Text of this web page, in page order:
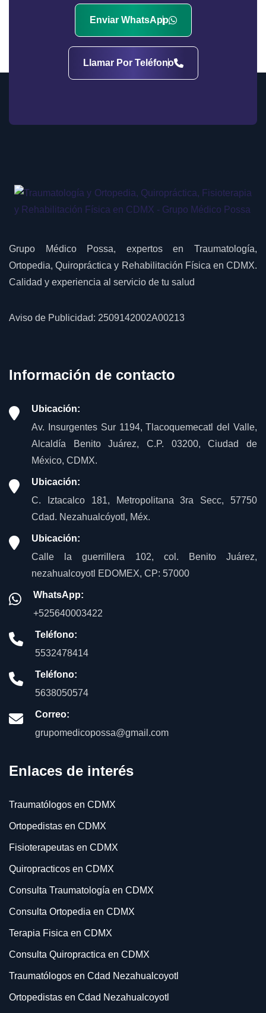
Enviar WhatsApp
Llamar Por Teléfono
Grupo Médico Possa, expertos en Traumatología,
Ortopedia, Quiropráctica y Rehabilitación Física en CDMX.
Calidad y experiencia al servicio de tu salud
Aviso de Publicidad: 2509142002A00213
Información de contacto
Ubicación:
Av. Insurgentes Sur 1194, Tlacoquemecatl del Valle,
Alcaldía Benito Juárez, C.P. 03200, Ciudad de
México, CDMX.
Ubicación:
C. Iztacalco 181, Metropolitana 3ra Secc, 57750
Cdad. Nezahualcóyotl, Méx.
Ubicación:
Calle la guerrillera 102, col. Benito Juárez,
nezahualcoyotl EDOMEX, CP: 57000
WhatsApp:
+525640003422
Teléfono:
5532478414
Teléfono:
5638050574
Correo:
grupomedicopossa@gmail.com
Enlaces de interés
Traumatólogos en CDMX
Ortopedistas en CDMX
Fisioterapeutas en CDMX
Quiropracticos en CDMX
Consulta Traumatología en CDMX
Consulta Ortopedia en CDMX
Terapia Fisica en CDMX
Consulta Quiropractica en CDMX
Traumatólogos en Cdad Nezahualcoyotl
Ortopedistas en Cdad Nezahualcoyotl